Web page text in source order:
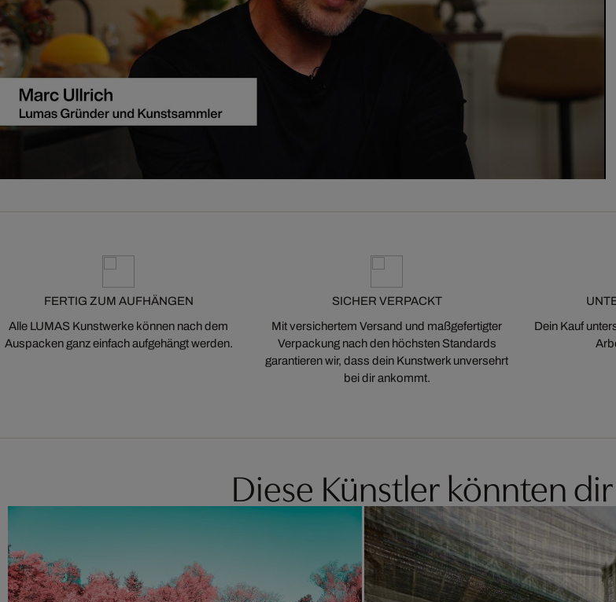
FERTIG ZUM AUFHÄNGEN
Alle LUMAS Kunstwerke können nach dem
Auspacken ganz einfach aufgehängt werden.
SICHER VERPACKT
Mit versichertem Versand und maßgefertigter
Verpackung nach den höchsten Standards
garantieren wir, dass dein Kunstwerk unversehrt
bei dir ankommt.
Dein Kauf
Diese Künstler könnten